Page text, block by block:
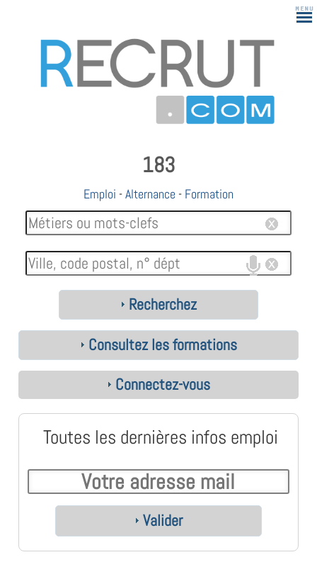
183
Emploi -Alternance - Formation
Recherchez
Consultez les formations
Connectez-vous
Toutes les dernières infos emploi
Valider